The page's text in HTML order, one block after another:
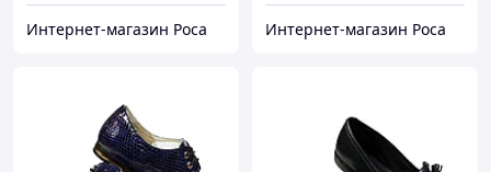
Интернет-магазин Роса Интернет-магазин Роса